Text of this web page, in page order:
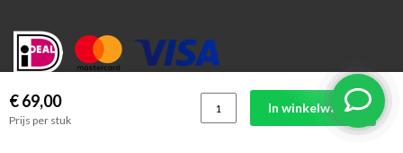
€ 69,00
Prijs per stuk
In winkelwagen